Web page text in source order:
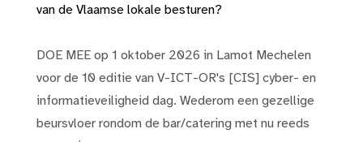
van de Vlaamse lokale besturen?
DOE MEE op 1 oktober 2026 in Lamot Mechelen
voor de 10 editie van V-ICT-OR's [CIS] cyber- en
informatieveiligheid dag. Wederom een gezellige
beursvloer rondom de bar/catering met nu reeds